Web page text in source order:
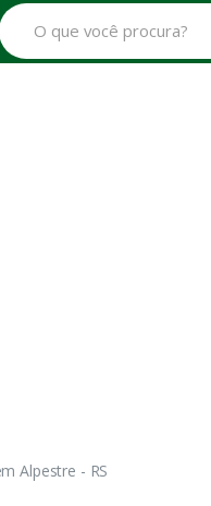
B
s
Alpestre - RS